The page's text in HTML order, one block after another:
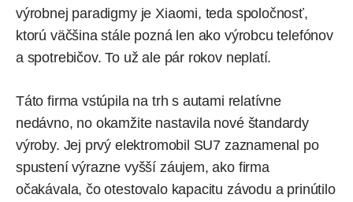
výrobnej paradigmy je Xiaomi, teda spoločnosť,
ktorú väčšina stále pozná len ako výrobcu telefónov
a spotrebičov. To už ale pár rokov neplatí.
Táto firma vstúpila na trh s autami relatívne
nedávno, no okamžite nastavila nové štandardy
výroby. Jej prvý elektromobil SU7 zaznamenal po
spustení výrazne vyšší záujem, ako firma
očakávala, čo otestovalo kapacitu závodu a prinútilo